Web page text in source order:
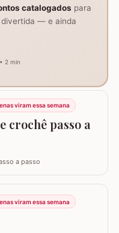
catalogados para
— e ainda
2 min
viram essa semana
crochê passo a
a passo
viram essa semana